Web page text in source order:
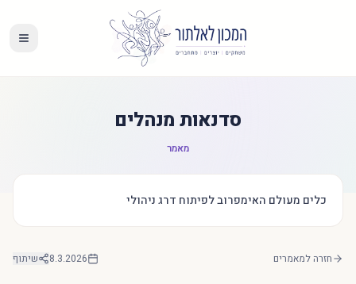
סדנאות מנהלים
מאמר
כלים מעולם האימפרוב לפיתוח דרג ניהולי
חזרה למאמרים 8.3.2026 שיתוף